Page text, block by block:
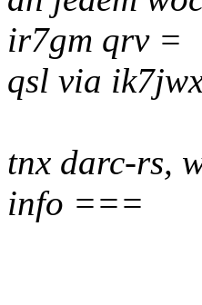
ir7gm qrv =
qsl via
tnx darc-rs,
info ===